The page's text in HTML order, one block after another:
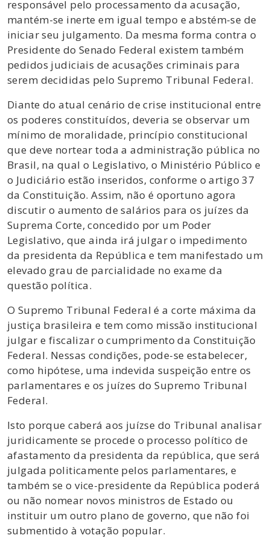
responsável pelo processamento da acusação,
mantém-se inerte em igual tempo e abstém-se de
iniciar seu julgamento. Da mesma forma contra o
Presidente do Senado Federal existem também
pedidos judiciais de acusações criminais para
serem decididas pelo Supremo Tribunal Federal.
Diante do atual cenário de crise institucional entre
os poderes constituídos, deveria se observar um
mínimo de moralidade, princípio constitucional
que deve nortear toda a administração pública no
Brasil, na qual o Legislativo, o Ministério Público e
o Judiciário estão inseridos, conforme o artigo 37
da Constituição. Assim, não é oportuno agora
discutir o aumento de salários para os juízes da
Suprema Corte, concedido por um Poder
Legislativo, que ainda irá julgar o impedimento
da presidenta da República e tem manifestado um
elevado grau de parcialidade no exame da
questão política.
O Supremo Tribunal Federal é a corte máxima da
justiça brasileira e tem como missão institucional
julgar e fiscalizar o cumprimento da Constituição
Federal. Nessas condições, pode-se estabelecer,
como hipótese, uma indevida suspeição entre os
parlamentares e os juízes do Supremo Tribunal
Federal.
Isto porque caberá aos juízse do Tribunal analisar
juridicamente se procede o processo político de
afastamento da presidenta da república, que será
julgada politicamente pelos parlamentares, e
também se o vice-presidente da República poderá
ou não nomear novos ministros de Estado ou
instituir um outro plano de governo, que não foi
submentido à votação popular.